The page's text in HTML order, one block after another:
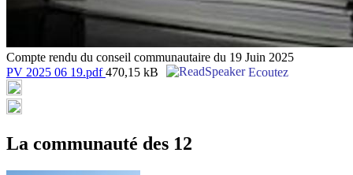
Compte rendu du conseil communautaire du 19 Juin 2025
PV 2025 06 19.pdf470,15 kB Ecoutez
La communauté des 12